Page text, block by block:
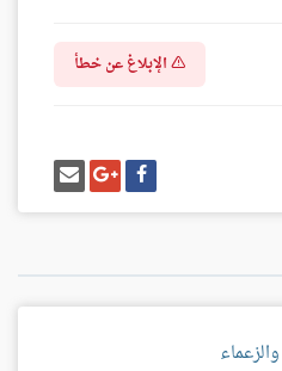
الإبلاغ عن خطأ
شارك
على
فيسبوك
شارك
على
غوغل
بلس
إرسل
إيميل